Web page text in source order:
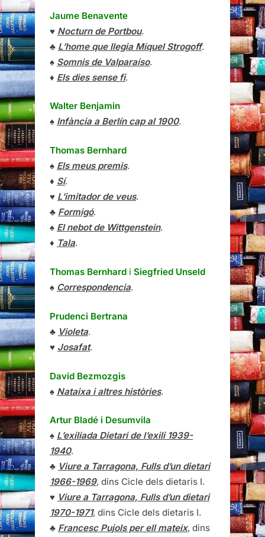
Jaume Benavente
♥ Nocturn de Portbou.
♣ L’home que llegia Miquel Strogoff.
♠ Somnis de Valparaíso.
♦ Els dies sense fi.
Walter Benjamin
♠ Infància a Berlín cap al 1900.
Thomas Bernhard
♠ Els meus premis.
♦ Sí.
♥ L’imitador de veus.
♣ Formigó.
♠ El nebot de Wittgenstein.
♦ Tala.
Thomas Bernhard i Siegfried Unseld
♠ Correspondencia.
Prudenci Bertrana
♣ Violeta.
♥ Josafat.
David Bezmozgis
♠ Nataixa i altres històries.
Artur Bladé i Desumvila
♠ L’exiliada Dietari de l’exili 1939-
1940.
♣ Viure a Tarragona, Fulls d’un dietari
1966-1969, dins Cicle dels dietaris I.
♥ Viure a Tarragona, Fulls d’un dietari
1970-1971, dins Cicle dels dietaris I.
♣ Francesc Pujols per ell mateix, dins